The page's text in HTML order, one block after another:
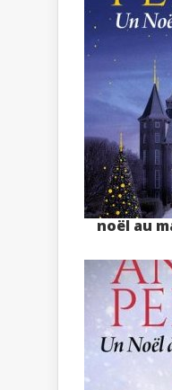
noël au